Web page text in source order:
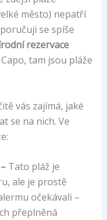
město) nepatří
se spíše
rezervace
tam jsou pláže
vás zajímá, jaké
se na nich. Ve
Tato pláž je
ale je prostě
očekávali –
přeplněná